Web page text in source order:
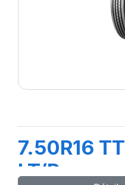
7.50R16
LT/R